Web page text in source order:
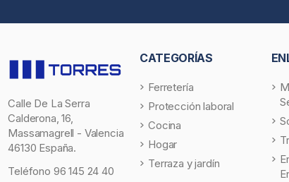
Calle De La Serra
Calderona, 16,
Massamagrell - Valencia
46130 España.
Teléfono 96 145 24 40
CATEGORÍAS
Ferretería
Protección laboral
Cocina
Hogar
Terraza y jardín